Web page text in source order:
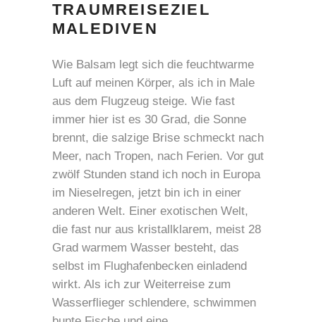
TRAUMREISEZIEL
MALEDIVEN
Wie Balsam legt sich die feuchtwarme
Luft auf meinen Körper, als ich in Male
aus dem Flugzeug steige. Wie fast
immer hier ist es 30 Grad, die Sonne
brennt, die salzige Brise schmeckt nach
Meer, nach Tropen, nach Ferien. Vor gut
zwölf Stunden stand ich noch in Europa
im Nieselregen, jetzt bin ich in einer
anderen Welt. Einer exotischen Welt,
die fast nur aus kristallklarem, meist 28
Grad warmem Wasser besteht, das
selbst im Flughafenbecken einladend
wirkt. Als ich zur Weiterreise zum
Wasserflieger schlendere, schwimmen